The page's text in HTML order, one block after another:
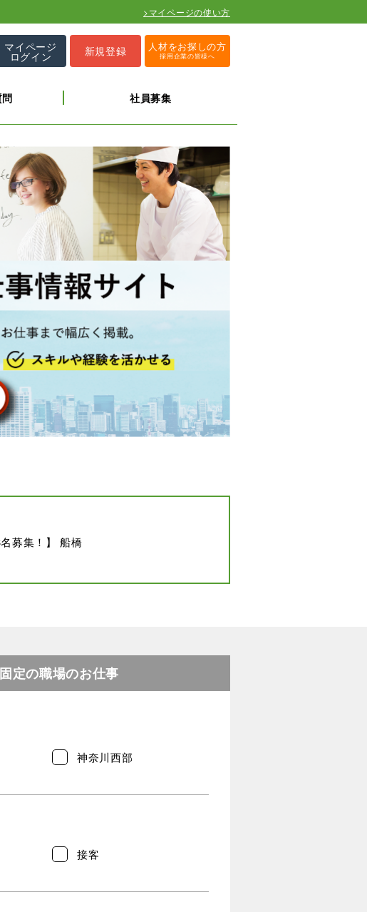
>マイページの使い方
マイページ
ログイン 新規登録 人材をお探しの方
採用企業の皆様へ
社員募集
募集！】 船橋
固定の職場のお仕事
神奈川西部
接客